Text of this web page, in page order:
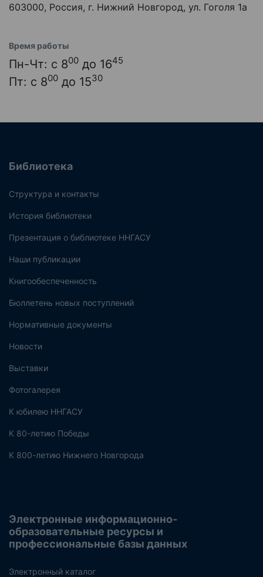
603000, Россия, г. Нижний Новгород, ул. Гоголя 1а
Время работы
Пн-Чт: с 800 до 1645
Пт: с 800 до 1530
Библиотека
Структура и контакты
История библиотеки
Презентация о библиотеке ННГАСУ
Наши публикации
Книгообеспеченность
Бюллетень новых поступлений
Нормативные документы
Новости
Выставки
Фотогалерея
К юбилею ННГАСУ
К 80-летию Победы
К 800-летию Нижнего Новгорода
Электронные информационно-
образовательные ресурсы и
профессиональные базы данных
Электронный каталог